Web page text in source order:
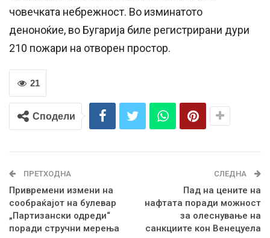
човечката небрежност. Во изминатото
деноноќие, во Бугарија биле регистрирани дури
210 пожари на отворен простор.
21
Сподели
ПРЕТХОДНА
Привремени измени на
сообраќајот на булевар
„Партизански одреди“
поради стручни мерења
СЛЕДНА
Пад на цените на
нафтата поради можност
за олеснување на
санкциите кон Венецуела